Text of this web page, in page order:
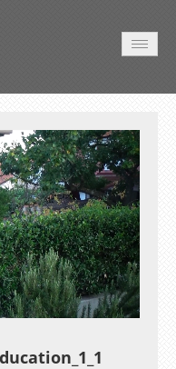
Esituskiirused
Auto